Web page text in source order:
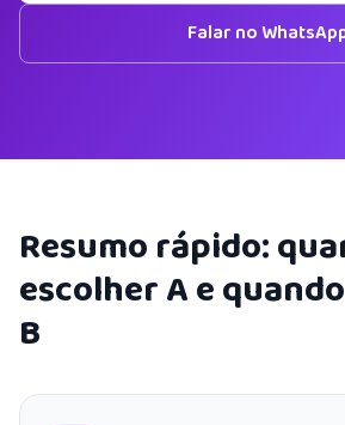
Falar no
Resumo rápido:
escolher A e
B